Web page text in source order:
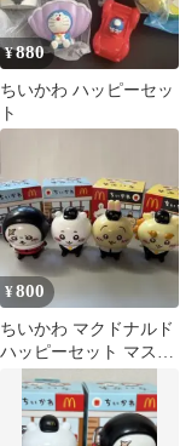
¥880
ちいかわ ハッピーセッ
ト
¥800
ちいかわ マクドナルド
ハッピーセット マスコ
ット 4点セット